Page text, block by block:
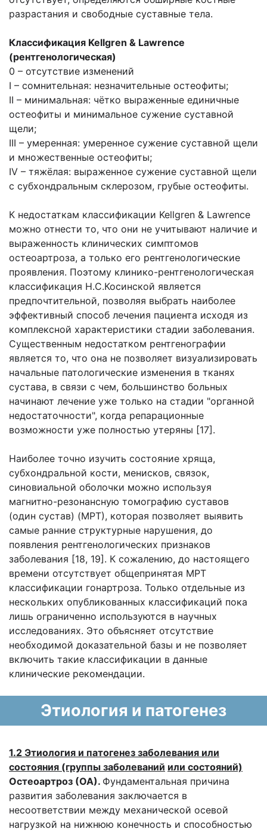
разрастания и свободные суставные тела.
Классификация Kellgren & Lawrence
(рентгенологическая)
0 – отсутствие изменений
I – сомнительная: незначительные остеофиты;
II – минимальная: чётко выраженные единичные
остеофиты и минимальное сужение суставной
щели;
III – умеренная: умеренное сужение суставной щели
и множественные остеофиты;
IV – тяжёлая: выраженное сужение суставной щели
с субхондральным склерозом, грубые остеофиты.
К недостаткам классификации Kellgren & Lawrence
можно отнести то, что они не учитывают наличие и
выраженность клинических симптомов
остеоартроза, а только его рентгенологические
проявления. Поэтому клинико-рентгенологическая
классификация Н.С.Косинской является
предпочтительной, позволяя выбрать наиболее
эффективный способ лечения пациента исходя из
комплексной характеристики стадии заболевания.
Существенным недостатком рентгенографии
является то, что она не позволяет визуализировать
начальные патологические изменения в тканях
сустава, в связи с чем, большинство больных
начинают лечение уже только на стадии "органной
недостаточности", когда репарационные
возможности уже полностью утеряны [17].
Наиболее точно изучить состояние хряща,
субхондральной кости, менисков, связок,
синовиальной оболочки можно используя
магнитно-резонансную томографию суставов
(один сустав) (МРТ), которая позволяет выявить
самые ранние структурные нарушения, до
появления рентгенологических признаков
заболевания [18, 19]. К сожалению, до настоящего
времени отсутствует общепринятая МРТ
классификации гонартроза. Только отдельные из
нескольких опубликованных классификаций пока
лишь ограниченно используются в научных
исследованиях. Это объясняет отсутствие
необходимой доказательной базы и не позволяет
включить такие классификации в данные
клинические рекомендации.
Этиология и патогенез
1.2 Этиология и патогенез заболевания или
состояния (группы заболеваний или состояний)
Остеоартроз (ОА). Фундаментальная причина
развития заболевания заключается в
несоответствии между механической осевой
нагрузкой на нижнюю конечность и способностью